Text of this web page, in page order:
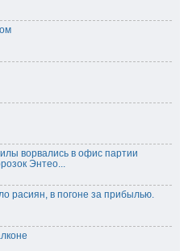
ворвались в офис партии
Энтео...
расиян, в погоне за прибылью.